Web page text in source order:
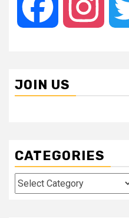
Facebook
JOIN US
CATEGORIES
Categories